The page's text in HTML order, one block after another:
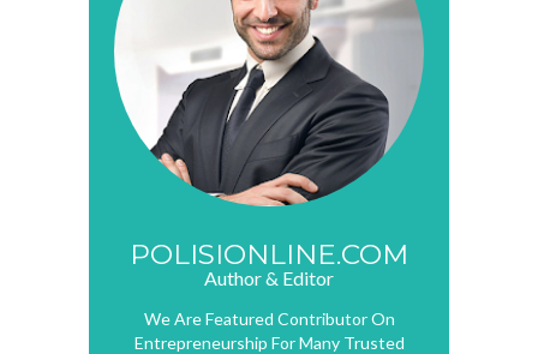
POLISIONLINE.COM
Author & Editor
We Are Featured Contributor On
Entrepreneurship For Many Trusted